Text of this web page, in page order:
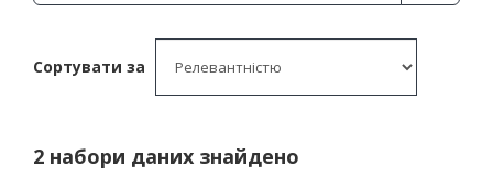
Сортувати за
2 набори даних знайдено